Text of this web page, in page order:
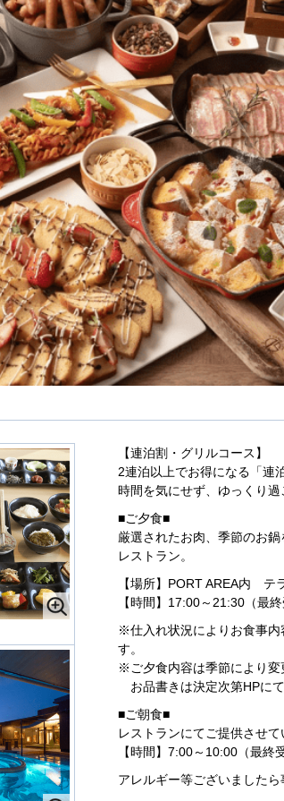
【連泊割・グリルコース】
2連泊以上でお得になる「連
時間を気にせず、ゆっくり過
■ご夕食■
厳選されたお肉、季節のお
レストラン。
【場所】PORT AREA内 テ
【時間】17:00～21:30（最終
※仕入れ状況によりお食事内
す。
※ご夕食内容は季節により変
お品書きは決定次第HPに
■ご朝食■
レストランにてご提供させて
【時間】7:00～10:00（最終
アレルギー等ございましたら